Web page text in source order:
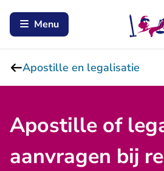
Menu
Apostille en legalisatie
Apostille of
aanvragen bij